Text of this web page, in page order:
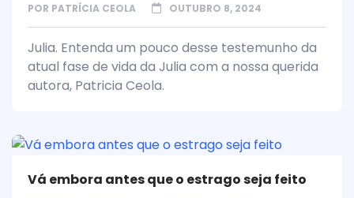
POR PATRÍCIA CEOLA OUTUBRO 8, 2024
Julia. Entenda um pouco desse testemunho da
atual fase de vida da Julia com a nossa querida
autora, Patricia Ceola.
Vá embora antes que o estrago seja feito